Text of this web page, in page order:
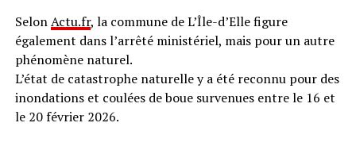
SelonActu.fr, la commune de L’Île-d’Elle figure
également dans l’arrêté ministériel, mais pour un autre
phénomène naturel.
L’état de catastrophe naturelle y a été reconnu pour des
inondations et coulées de boue survenues entre le 16 et
le 20 février 2026.